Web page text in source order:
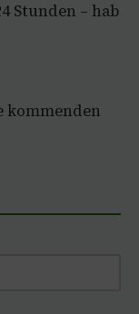
Stunden – hab
kommenden